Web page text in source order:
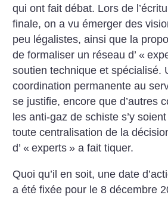
qui ont fait débat. Lors de
finale, on a vu émerger des
peu légalistes, ainsi que la
de formaliser un réseau d’ «
soutien technique et spécialisé.
coordination permanente au
se justifie, encore que d’autres
les anti-gaz de schiste s’y
toute centralisation de la
d’ « experts » a fait tiquer.
Quoi qu’il en soit, une date
a été fixée pour le 8 décembre